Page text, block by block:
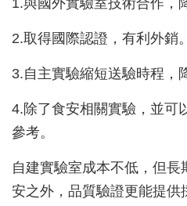
1.與國外實驗室技術合作，
2.取得國際認證，有利外銷。
3.自主實驗縮短送驗時程，
4.除了食安相關實驗，並可
參考。
自建實驗室成本不低，但
安之外，品質驗證更能提供